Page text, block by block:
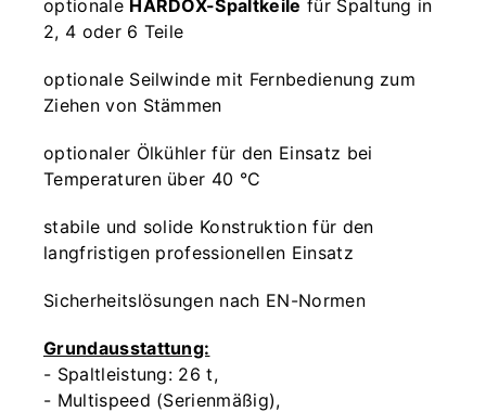
optionale HARDOX-Spaltkeile für Spaltung in
2, 4 oder 6 Teile
optionale Seilwinde mit Fernbedienung zum
Ziehen von Stämmen
optionaler Ölkühler für den Einsatz bei
Temperaturen über 40 °C
stabile und solide Konstruktion für den
langfristigen professionellen Einsatz
Sicherheitslösungen nach EN-Normen
Grundausstattung:
- Spaltleistung: 26 t,
- Multispeed (Serienmäßig),